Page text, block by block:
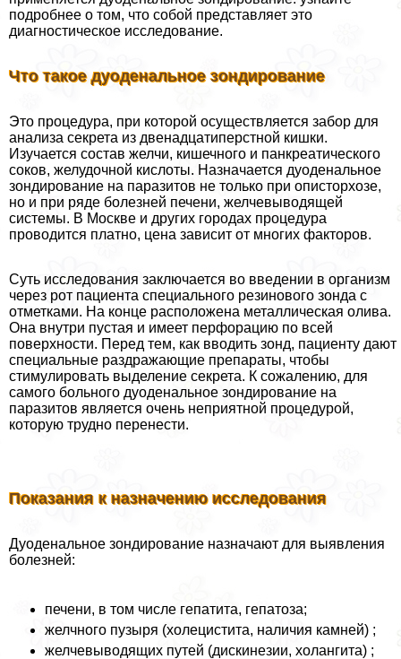
подробнее о том, что собой представляет это
диагностическое исследование.
Что такое дуоденальное зондирование
Это процедypa, при которой осуществляется забор для
анализа секрета из двенадцатиперстной кишки.
Изучается состав желчи, кишечного и панкреатического
соков, желудочной кислоты. Назначается дуоденальное
зондирование на паразитов не только при описторхозе,
но и при ряде болезней печени, желчевыводящей
системы. В Москве и других городах процедypa
проводится платно, цена зависит от многих факторов.
Суть исследования заключается во введении в организм
через рот пациента специального резинового зонда с
отметками. На конце расположена металлическая олива.
Она внутри пустая и имеет перфорацию по всей
поверхности. Перед тем, как вводить зонд, пациенту дают
специальные раздражающие препараты, чтобы
стимулировать выделение секрета. К сожалению, для
самого больного дуоденальное зондирование на
паразитов является очень неприятной процедурой,
которую трудно перенести.
Показания к назначению исследования
Дуоденальное зондирование назначают для выявления
болезней:
печени, в том числе гепатита, гепатоза;
желчного пузыря (холецистита, наличия камней) ;
желчевыводящих путей (дискинезии, холангита) ;